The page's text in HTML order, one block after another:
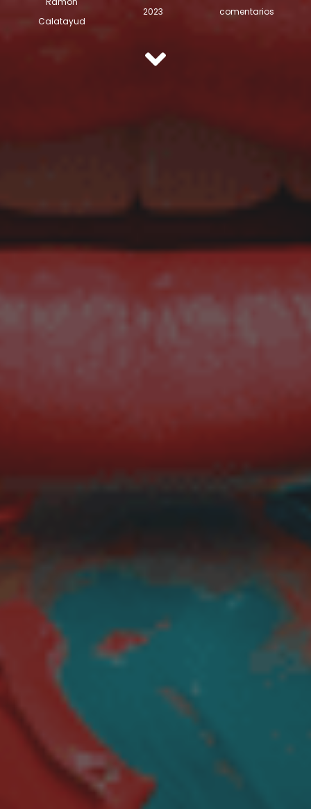
Calatayud
2023 comentarios